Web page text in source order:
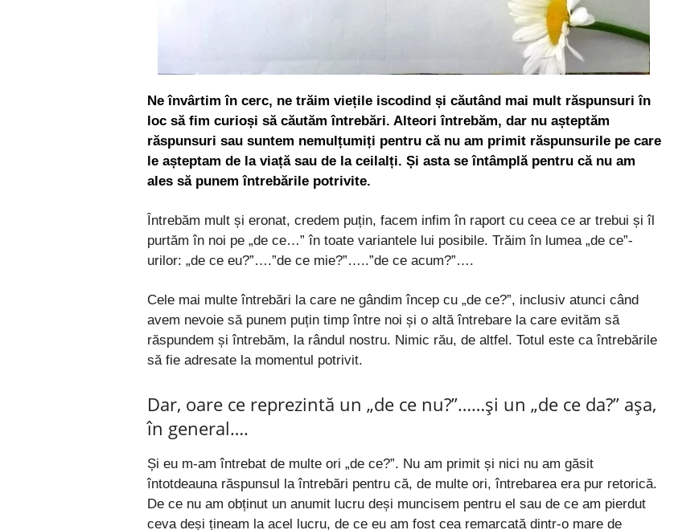
Ne învârtim în cerc, ne trăim viețile iscodind și căutând mai mult răspunsuri în
loc să fim curioși să căutăm întrebări. Alteori întrebăm, dar nu așteptăm
răspunsuri sau suntem nemulțumiți pentru că nu am primit răspunsurile pe care
le așteptam de la viață sau de la ceilalți. Și asta se întâmplă pentru că nu am
ales să punem întrebările potrivite.
Întrebăm mult și eronat, credem puțin, facem infim în raport cu ceea ce ar trebui și îl
purtăm în noi pe „de ce…” în toate variantele lui posibile. Trăim în lumea „de ce”-
urilor: „de ce eu?”….”de ce mie?”…..”de ce acum?”….
Cele mai multe întrebări la care ne gândim încep cu „de ce?”, inclusiv atunci când
avem nevoie să punem puțin timp între noi și o altă întrebare la care evităm să
răspundem și întrebăm, la rândul nostru. Nimic rău, de altfel. Totul este ca întrebările
să fie adresate la momentul potrivit.
Dar, oare ce reprezintă un „de ce nu?”……și un „de ce da?” așa,
în general….
Și eu m-am întrebat de multe ori „de ce?”. Nu am primit și nici nu am găsit
întotdeauna răspunsul la întrebări pentru că, de multe ori, întrebarea era pur retorică.
De ce nu am obținut un anumit lucru deși muncisem pentru el sau de ce am pierdut
ceva deși țineam la acel lucru, de ce eu am fost cea remarcată dintr-o mare de